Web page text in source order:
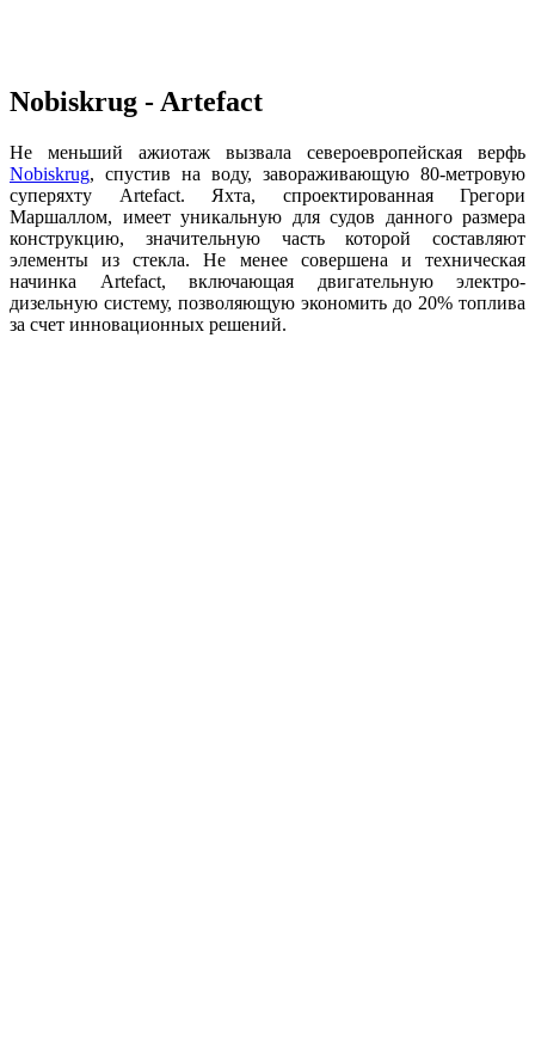
Nobiskrug - Artefact
Не меньший ажиотаж вызвала североевропейская верфь
Nobiskrug, спустив на воду, завораживающую 80-метровую
суперяхту Artefact. Яхта, спроектированная Грегори
Маршаллом, имеет уникальную для судов данного размера
конструкцию, значительную часть которой составляют
элементы из стекла. Не менее совершена и техническая
начинка Artefact, включающая двигательную электро-
дизельную систему, позволяющую экономить до 20% топлива
за счет инновационных решений.